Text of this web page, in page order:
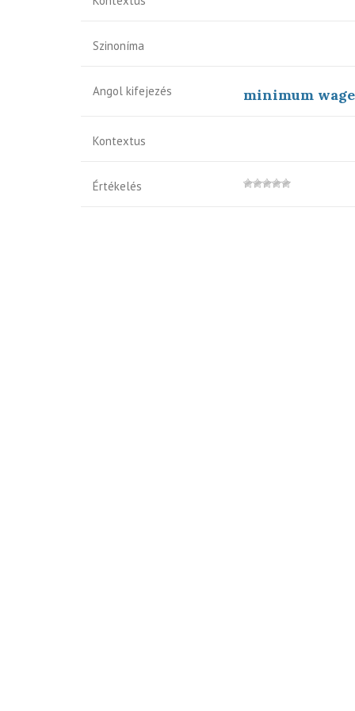
Szinoníma
Angol kifejezés minimum
Kontextus
Értékelés